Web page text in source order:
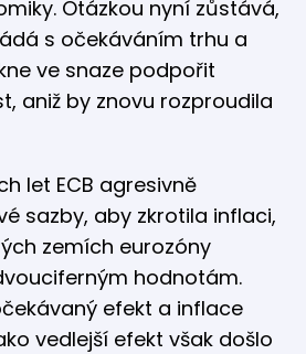
Otázkou nyní zůstává,
s očekáváním trhu a
ve snaze podpořit
aniž by znovu rozproudila
let ECB agresivně
sazby, aby zkrotila inflaci,
zemích eurozóny
hodnotám.
efekt a inflace
vedlejší efekt však došlo